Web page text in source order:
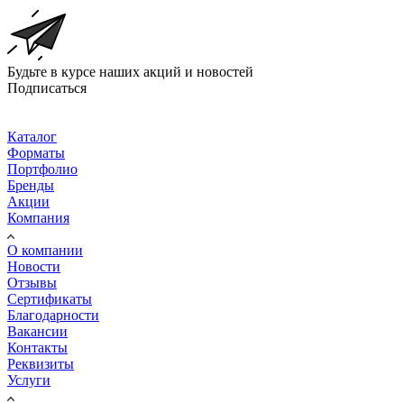
Будьте в курсе наших акций и новостей
Подписаться
Каталог
Форматы
Портфолио
Бренды
Акции
Компания
О компании
Новости
Отзывы
Сертификаты
Благодарности
Вакансии
Контакты
Реквизиты
Услуги